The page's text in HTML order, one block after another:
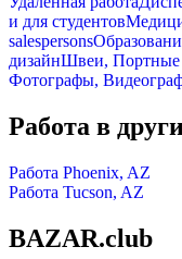
и для студентов
salespersons
дизайнШвеи, Портные
Фотографы,
Работа в
Работа Phoenix, AZ
Работа Tucson, AZ
BAZAR.club